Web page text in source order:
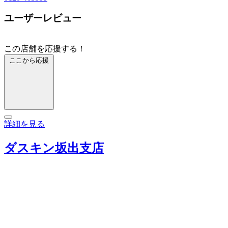
ユーザーレビュー
この店舗を応援する！
ここから応援
詳細を見る
ダスキン坂出支店